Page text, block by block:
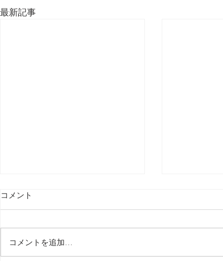
最新記事
最後の日記です
コメント
コメントを追加…